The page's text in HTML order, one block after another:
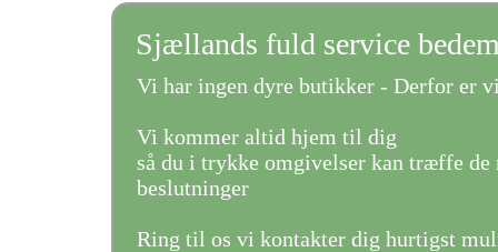
Sjællands fuld service
Vi har ingen dyre butikker - Derfor er
Vi kommer altid hjem til dig
så du i trykke omgivelser kan træffe de
beslutninger
Ring til os vi kontakter dig hurtigst